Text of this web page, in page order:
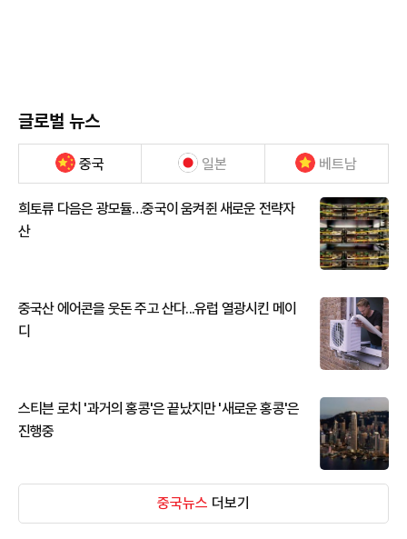
글로벌 뉴스
중국 일본 베트남
희토류 다음은 광모듈…중국이 움켜쥔 새로운 전략자
산
중국산 에어콘을 웃돈 주고 산다...유럽 열광시킨 메이
디
스티븐 로치 '과거의 홍콩'은 끝났지만 '새로운 홍콩'은
진행중
중국뉴스 더보기